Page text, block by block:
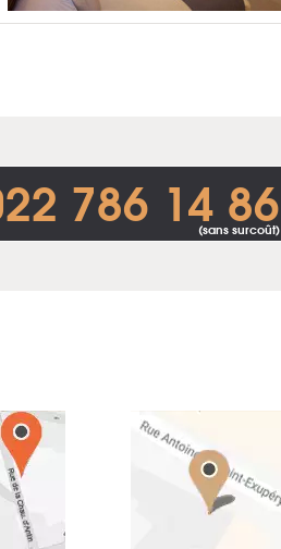
786 14 86
(sans surcoût)